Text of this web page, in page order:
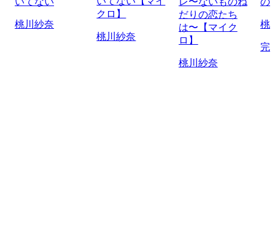
桃川紗奈
クロ】
桃川紗奈
だりの恋たち
は〜【マイク
ロ】
桃川紗奈
桃
完